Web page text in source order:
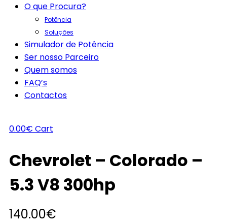
O que Procura?
Potência
Soluções
Simulador de Potência
Ser nosso Parceiro
Quem somos
FAQ’s
Contactos
0.00€ Cart
Chevrolet – Colorado –
5.3 V8 300hp
140.00€